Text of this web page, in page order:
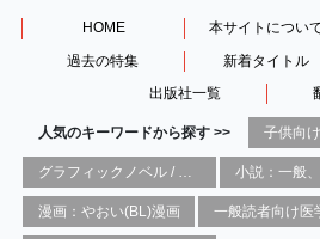
HOME 本サイトについ
過去の特集
新着タイトル
出版社一覧
人気のキーワードから探す >> 子供向
小説：一般
漫画：やおい(BL)漫画 一般読者向け医